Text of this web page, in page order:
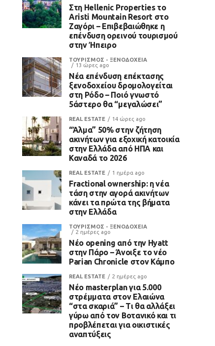
Στη Hellenic Properties το
Aristi Mountain Resort στο
Ζαγόρι – Επιβεβαιώθηκε η
επένδυση ορεινού τουρισμού
στην Ήπειρο
ΤΟΥΡΙΣΜΟΣ - ΞΕΝΟΔΟΧΕΙΑ
13 ώρες ago
Νέα επένδυση επέκτασης
ξενοδοχείου δρομολογείται
στη Ρόδο – Ποιό γνωστό
5άστερο θα “μεγαλώσει”
REAL ESTATE 14 ώρες ago
“Άλμα” 50% στην ζήτηση
ακινήτων για εξοχική κατοικία
στην Ελλάδα από ΗΠΑ και
Καναδά το 2026
REAL ESTATE 1 ημέρα ago
Fractional ownership: η νέα
τάση στην αγορά ακινήτων
κάνει τα πρώτα της βήματα
στην Ελλάδα
ΤΟΥΡΙΣΜΟΣ - ΞΕΝΟΔΟΧΕΙΑ
2 ημέρες ago
Νέο opening από την Hyatt
στην Πάρο – Άνοιξε το νέο
Parian Chronicle στον Κάμπο
REAL ESTATE 2 ημέρες ago
Νέο masterplan για 5.000
στρέμματα στον Ελαιώνα
“στα σκαριά” – Τι θα αλλάξει
γύρω από τον Βοτανικό και τι
προβλέπεται για οικιστικές
αναπτύξεις